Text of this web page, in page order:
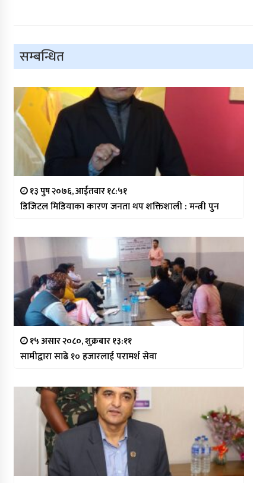
सम्बन्धित
१३ पुष २०७६, आईतवार १८:५१
डिजिटल मिडियाका कारण जनता थप शक्तिशाली : मन्त्री पुन
१५ असार २०८०, शुक्रबार १३:११
सामीद्वारा साढे १० हजारलाई परामर्श सेवा